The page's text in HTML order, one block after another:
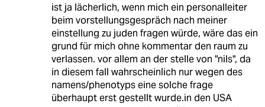
ist ja lächerlich, wenn mich ein personalleiter
beim vorstellungsgespräch nach meiner
einstellung zu juden fragen würde, wäre das ein
grund für mich ohne kommentar den raum zu
verlassen. vor allem an der stelle von "nils", da
in diesem fall wahrscheinlich nur wegen des
namens/phenotyps eine solche frage
überhaupt erst gestellt wurde.in den USA